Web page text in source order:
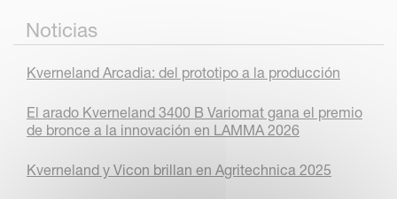
Noticias
Kverneland Arcadia: del prototipo a la producción
El arado Kverneland 3400 B Variomat gana el premio
de bronce a la innovación en LAMMA 2026
Kverneland y Vicon brillan en Agritechnica 2025